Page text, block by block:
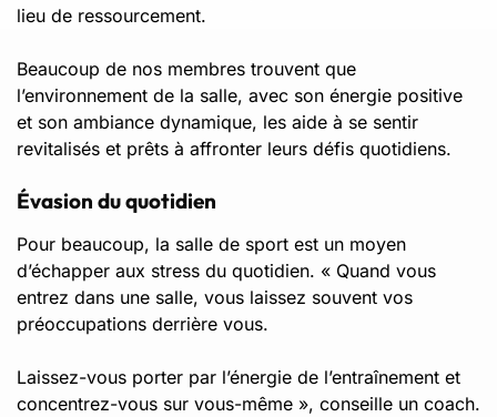
lieu de ressourcement.
Beaucoup de nos membres trouvent que
l’environnement de la salle, avec son énergie positive
et son ambiance dynamique, les aide à se sentir
revitalisés et prêts à affronter leurs défis quotidiens.
Évasion du quotidien
Pour beaucoup, la salle de sport est un moyen
d’échapper aux stress du quotidien. « Quand vous
entrez dans une salle, vous laissez souvent vos
préoccupations derrière vous.
Laissez-vous porter par l’énergie de l’entraînement et
concentrez-vous sur vous-même », conseille un coach.